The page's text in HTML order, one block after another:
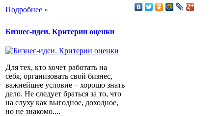
Подробнее »
Бизнес-идеи. Критерии оценки
Для тех, кто хочет работать на
себя, организовать свой бизнес,
важнейшее условие – хорошо знать
дело. Не следует браться за то, что
на слуху как выгодное, доходное,
но не знакомо....